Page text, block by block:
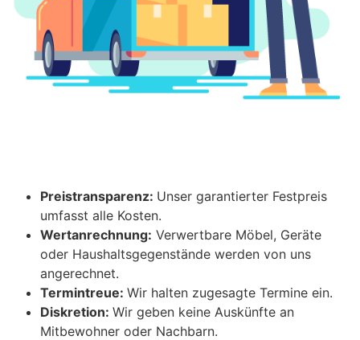
Preistransparenz: Unser garantierter Festpreis
umfasst alle Kosten.
Wertanrechnung: Verwertbare Möbel, Geräte
oder Haushaltsgegenstände werden von uns
angerechnet.
Termintreue: Wir halten zugesagte Termine ein.
Diskretion: Wir geben keine Auskünfte an
Mitbewohner oder Nachbarn.